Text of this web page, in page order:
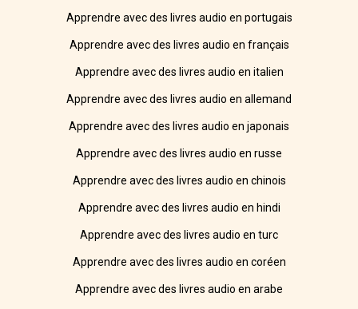
Apprendre avec des livres audio en portugais
Apprendre avec des livres audio en français
Apprendre avec des livres audio en italien
Apprendre avec des livres audio en allemand
Apprendre avec des livres audio en japonais
Apprendre avec des livres audio en russe
Apprendre avec des livres audio en chinois
Apprendre avec des livres audio en hindi
Apprendre avec des livres audio en turc
Apprendre avec des livres audio en coréen
Apprendre avec des livres audio en arabe